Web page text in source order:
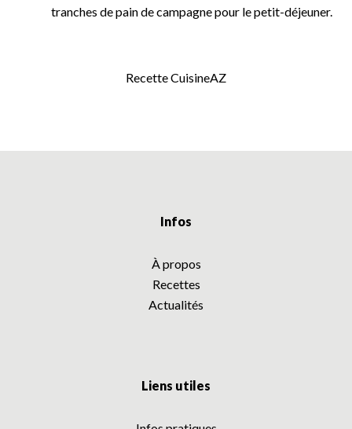
tranches de pain de campagne pour le petit-déjeuner.
Recette CuisineAZ
Infos
À propos
Recettes
Actualités
Liens utiles